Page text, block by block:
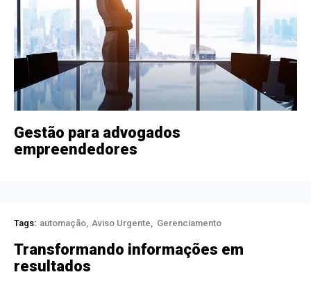
Gestão para advogados
empreendedores
Tags: automação Aviso Urgente Gerenciamento
Transformando informações em
resultados